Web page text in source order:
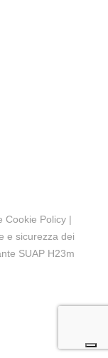
Cookie Policy |
e sicurezza dei
SUAP H23m